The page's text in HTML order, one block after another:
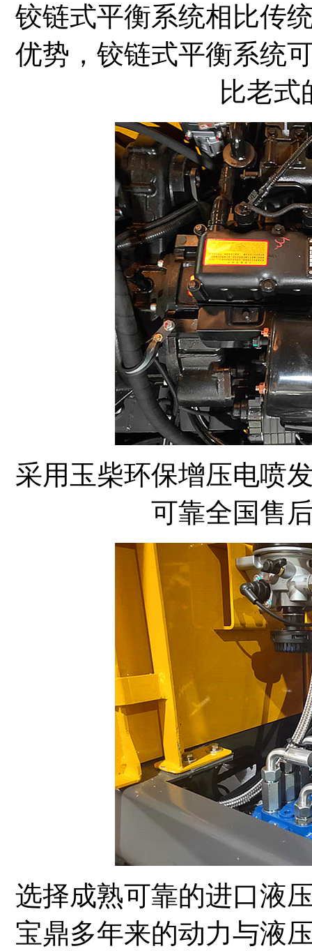
铰链式平衡系统相比传
优势，铰链式平衡系统
比老式
采用玉柴环保增压电喷
可靠全国售
选择成熟可靠的进口液
宝鼎多年来的动力与液